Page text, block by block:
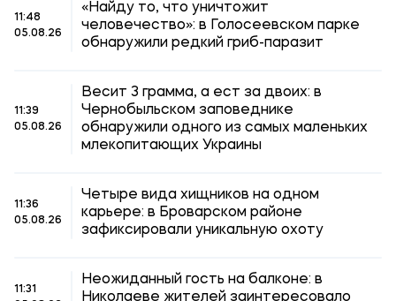
11:48
05.08.26
«Найду то, что уничтожит
человечество»: в Голосеевском парке
обнаружили редкий гриб-паразит
11:39
05.08.26
Весит 3 грамма, а ест за двоих: в
Чернобыльском заповеднике
обнаружили одного из самых маленьких
млекопитающих Украины
11:36
05.08.26
Четыре вида хищников на одном
карьере: в Броварском районе
зафиксировали уникальную охоту
11:31
Неожиданный гость на балконе: в
Николаеве жителей заинтересовало